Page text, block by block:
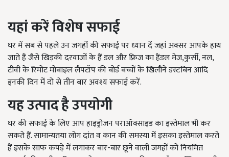
यहां करें विशेष सफाई
घर में सब से पहले उन जगहों की सफाई पर ध्यान दें जहां अक्सर आपके हाथ
जाते हैं जैसे खिड़की दरवाजों के हैं डल और फ्रिज का हैंडल मेज,कुर्सी, नल,
टीवी के रिमोट मोबाइल लैपटॉप की बोर्ड बच्चों के खिलौने डस्टबिन आदि
इनकी दिन में दो से तीन बार अवश्य सफाई करें.
यह उत्पाद है उपयोगी
घर की सफाई के लिए आप हाइड्रोजन पराऑक्साइड का इस्तेमाल भी कर
सकते हैं. सामान्यतया लोग दांत व कान की समस्या में इसका इस्तेमाल करते
हैं इसके साफ कपड़े में लगाकर बार-बार छूने वाली जगहों को नियमित